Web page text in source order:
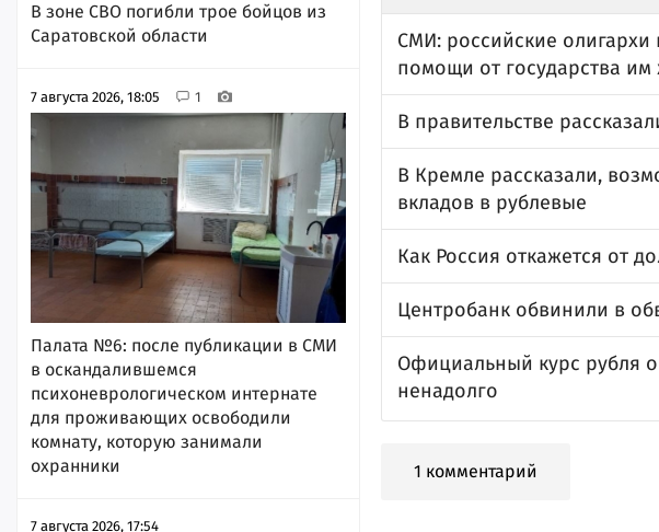
В зоне СВО погибли трое бойцов из
Саратовской области
7 августа 2026, 18:05 1
Палата №6: после публикации в СМИ
в оскандалившемся
психоневрологическом интернате
для проживающих освободили
комнату, которую занимали
охранники
7 августа 2026, 17:54
СМИ: российские
помощи от государства им
В правительстве
В Кремле рассказали,
вкладов в рублевые
Как Россия откажется от
Центробанк обвинили в
Официальный курс рубля
ненадолго
1 комментарий